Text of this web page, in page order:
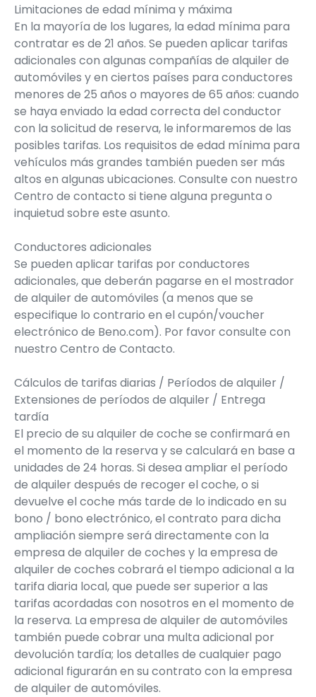
Limitaciones de edad mínima y máxima
En la mayoría de los lugares, la edad mínima para
contratar es de 21 años. Se pueden aplicar tarifas
adicionales con algunas compañías de alquiler de
automóviles y en ciertos países para conductores
menores de 25 años o mayores de 65 años: cuando
se haya enviado la edad correcta del conductor
con la solicitud de reserva, le informaremos de las
posibles tarifas. Los requisitos de edad mínima para
vehículos más grandes también pueden ser más
altos en algunas ubicaciones. Consulte con nuestro
Centro de contacto si tiene alguna pregunta o
inquietud sobre este asunto.
Conductores adicionales
Se pueden aplicar tarifas por conductores
adicionales, que deberán pagarse en el mostrador
de alquiler de automóviles (a menos que se
especifique lo contrario en el cupón/voucher
electrónico de Beno.com). Por favor consulte con
nuestro Centro de Contacto.
Cálculos de tarifas diarias / Períodos de alquiler /
Extensiones de períodos de alquiler / Entrega
tardía
El precio de su alquiler de coche se confirmará en
el momento de la reserva y se calculará en base a
unidades de 24 horas. Si desea ampliar el período
de alquiler después de recoger el coche, o si
devuelve el coche más tarde de lo indicado en su
bono / bono electrónico, el contrato para dicha
ampliación siempre será directamente con la
empresa de alquiler de coches y la empresa de
alquiler de coches cobrará el tiempo adicional a la
tarifa diaria local, que puede ser superior a las
tarifas acordadas con nosotros en el momento de
la reserva. La empresa de alquiler de automóviles
también puede cobrar una multa adicional por
devolución tardía; los detalles de cualquier pago
adicional figurarán en su contrato con la empresa
de alquiler de automóviles.